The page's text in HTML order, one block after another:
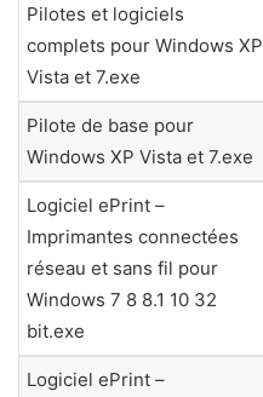
Pilotes et logiciels
complets pour Windows XP
Vista et 7.exe
Pilote de base pour
Windows XP Vista et 7.exe
Logiciel ePrint –
Imprimantes connectées
réseau et sans fil pour
Windows 7 8 8.1 10 32
bit.exe
Logiciel ePrint –